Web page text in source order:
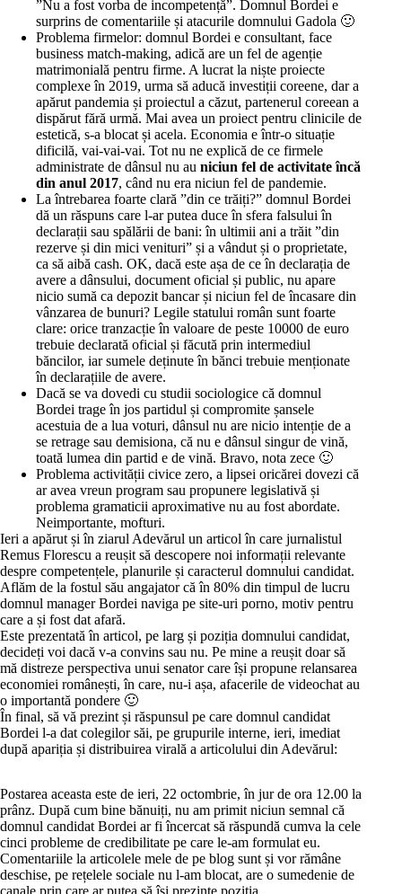
”Nu a fost vorba de incompetență”. Domnul Bordei e
surprins de comentariile și atacurile domnului Gadola 🙂
Problema firmelor: domnul Bordei e consultant, face
business match-making, adică are un fel de agenție
matrimonială pentru firme. A lucrat la niște proiecte
complexe în 2019, urma să aducă investiții coreene, dar a
apărut pandemia și proiectul a căzut, partenerul coreean a
dispărut fără urmă. Mai avea un proiect pentru clinicile de
estetică, s-a blocat și acela. Economia e într-o situație
dificilă, vai-vai-vai. Tot nu ne explică de ce firmele
administrate de dânsul nu au niciun fel de activitate încă
din anul 2017, când nu era niciun fel de pandemie.
La întrebarea foarte clară ”din ce trăiți?” domnul Bordei
dă un răspuns care l-ar putea duce în sfera falsului în
declarații sau spălării de bani: în ultimii ani a trăit ”din
rezerve și din mici venituri” și a vândut și o proprietate,
ca să aibă cash. OK, dacă este așa de ce în declarația de
avere a dânsului, document oficial și public, nu apare
nicio sumă ca depozit bancar și niciun fel de încasare din
vânzarea de bunuri? Legile statului român sunt foarte
clare: orice tranzacție în valoare de peste 10000 de euro
trebuie declarată oficial și făcută prin intermediul
băncilor, iar sumele deținute în bănci trebuie menționate
în declarațiile de avere.
Dacă se va dovedi cu studii sociologice că domnul
Bordei trage în jos partidul și compromite șansele
acestuia de a lua voturi, dânsul nu are nicio intenție de a
se retrage sau demisiona, că nu e dânsul singur de vină,
toată lumea din partid e de vină. Bravo, nota zece 🙂
Problema activității civice zero, a lipsei oricărei dovezi că
ar avea vreun program sau propunere legislativă și
problema gramaticii aproximative nu au fost abordate.
Neimportante, mofturi.
Ieri a apărut șiîn ziarul Adevărul un articol în care jurnalistul
Remus Florescu a reușit să descopere noi informații relevante
despre competențele, planurile și caracterul domnului candidat.
Aflăm de la fostul său angajator că în 80% din timpul de lucru
domnul manager Bordei naviga pe site-uri porno, motiv pentru
care a și fost dat afară.
Este prezentată în articol, pe larg și poziția domnului candidat,
decideți voi dacă v-a convins sau nu. Pe mine a reușit doar să
mă distreze perspectiva unui senator care își propune relansarea
economiei românești, în care, nu-i așa, afacerile de videochat au
o importantă pondere 🙂
În final, să vă prezint și răspunsul pe care domnul candidat
Bordei l-a dat colegilor săi, pe grupurile interne, ieri, imediat
după apariția și distribuirea virală a articolului din Adevărul:
Postarea aceasta este de ieri, 22 octombrie, în jur de ora 12.00 la
prânz. După cum bine bănuiți, nu am primit niciun semnal că
domnul candidat Bordei ar fi încercat să răspundă cumva la cele
cinci probleme de credibilitate pe care le-am formulat eu.
Comentariile la articolele mele de pe blog sunt și vor rămâne
deschise, pe rețelele sociale nu l-am blocat, are o sumedenie de
canale prin care ar putea să își prezinte poziția.